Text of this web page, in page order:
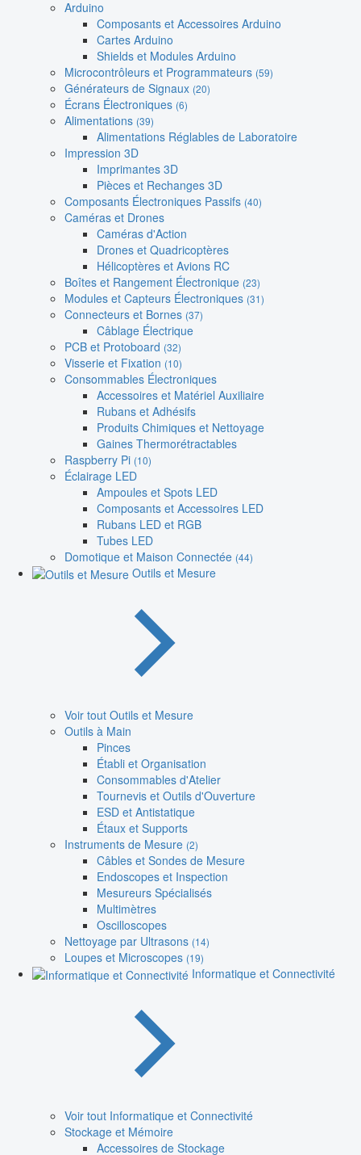
Arduino
Composants et Accessoires Arduino
Cartes Arduino
Shields et Modules Arduino
Microcontrôleurs et Programmateurs (59)
Générateurs de Signaux (20)
Écrans Électroniques (6)
Alimentations (39)
Alimentations Réglables de Laboratoire
Impression 3D
Imprimantes 3D
Pièces et Rechanges 3D
Composants Électroniques Passifs (40)
Caméras et Drones
Caméras d'Action
Drones et Quadricoptères
Hélicoptères et Avions RC
Boîtes et Rangement Électronique (23)
Modules et Capteurs Électroniques (31)
Connecteurs et Bornes (37)
Câblage Électrique
PCB et Protoboard (32)
Visserie et Fixation (10)
Consommables Électroniques
Accessoires et Matériel Auxiliaire
Rubans et Adhésifs
Produits Chimiques et Nettoyage
Gaines Thermorétractables
Raspberry Pi (10)
Éclairage LED
Ampoules et Spots LED
Composants et Accessoires LED
Rubans LED et RGB
Tubes LED
Domotique et Maison Connectée (44)
Outils et Mesure
Voir tout Outils et Mesure
Outils à Main
Pinces
Établi et Organisation
Consommables d'Atelier
Tournevis et Outils d'Ouverture
ESD et Antistatique
Étaux et Supports
Instruments de Mesure (2)
Câbles et Sondes de Mesure
Endoscopes et Inspection
Mesureurs Spécialisés
Multimètres
Oscilloscopes
Nettoyage par Ultrasons (14)
Loupes et Microscopes (19)
Informatique et Connectivité
Voir tout Informatique et Connectivité
Stockage et Mémoire
Accessoires de Stockage